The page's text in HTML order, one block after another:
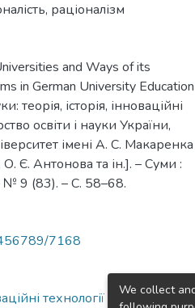
, раціоналізм
and Ways of its
in German University Education
теорія, історія, інноваційні
освіти і науки України,
імені А. С. Макаренка
Є. Антонова та ін.]. – Суми :
9 (83). – С. 58–68.
7168
технології
We collect